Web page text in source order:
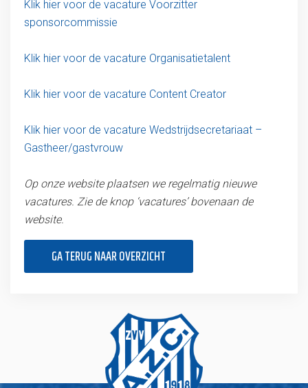
Klik hier voor de vacature Voorzitter
sponsorcommissie
Klik hier voor de vacature Organisatietalent
Klik hier voor de vacature Content Creator
Klik hier voor de vacature Wedstrijdsecretariaat –
Gastheer/gastvrouw
Op onze website plaatsen we regelmatig nieuwe
vacatures. Zie de knop ‘vacatures’ bovenaan de
website.
GA TERUG NAAR OVERZICHT